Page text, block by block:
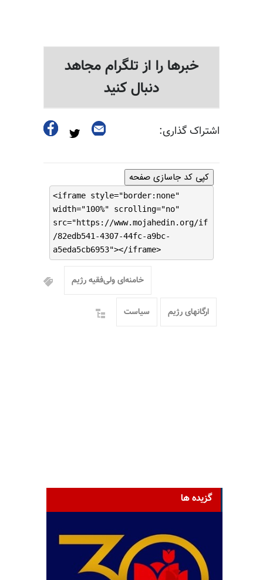
خبرها را از تلگرام مجاهد
دنبال کنید
اشتراک گذاری:
کپی کد جاسازی صفحه
<iframe style="border:none"
width="100%" scrolling="no"
src="https://www.mojahedin.org/if
/82edb541-4307-44fc-a9bc-
a5eda5cb6953"></iframe>
خامنه‌ای ولی‌فقیه رژیم
ارگانهای رژیم سیاست
گزیده ها